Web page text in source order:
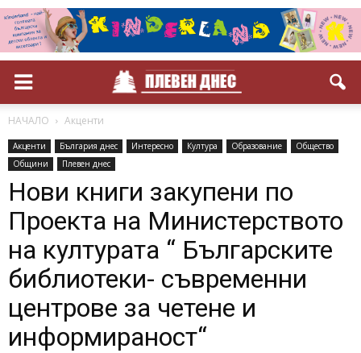
НАЧАЛО Акценти
Акценти България днес Интересно Култура Образование
Общество
Общини
Плевен днес
Нови книги закупени по
Проекта на Министерството
на културата “ Българските
библиотеки- съвременни
центрове за четене и
информираност“